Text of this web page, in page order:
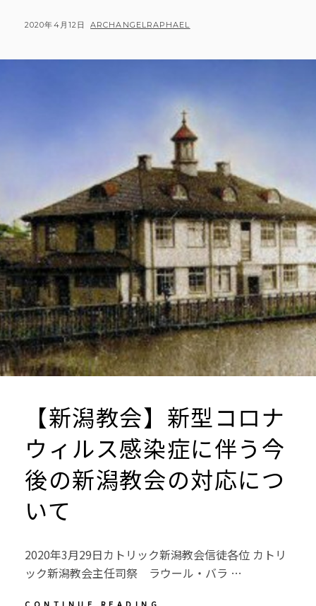
教
新
潟
教
会
の
対
応
に
つ
い
て
POSTED
2020年4月12日 BY
ARCHANGELRAPHAEL
【新潟教会】新型コロナ
ウィルス感染症に伴う今
後の新潟教会の対応につ
いて
2020年3月29日カトリック新潟教会信徒各位 カトリ
ック新潟教会主任司祭 ラウール・バラ …